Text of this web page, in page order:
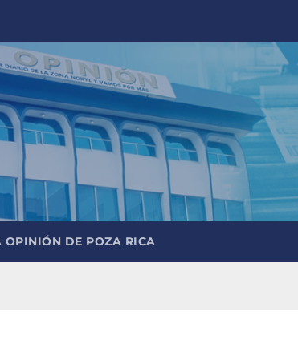
OPINIÓN DE POZA RICA